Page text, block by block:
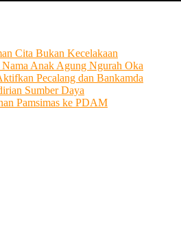
Cita Bukan Kecelakaan
Anak Agung Ngurah Oka
Pecalang dan Bankamda
Sumber Daya
Pamsimas ke PDAM